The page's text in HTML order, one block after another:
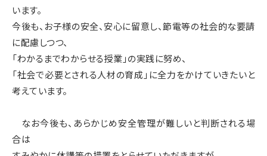
います。
今後も、お子様の安全、安心に留意し、節電等の社会的な要請
に配慮しつつ、
「わかるまでわからせる授業」の実践に努め、
「社会で必要とされる人材の育成」に全力をかけていきたいと
考えています。
なお今後も、あらかじめ安全管理が難しいと判断される場
合は